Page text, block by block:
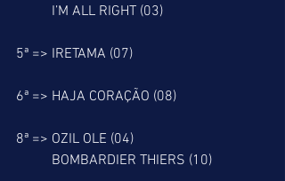
          I’M ALL RIGHT (03)
5ª => IRETAMA (07)
6ª => HAJA CORAÇÃO (08)
8ª => OZIL OLE (04)
          BOMBARDIER THIERS (10)